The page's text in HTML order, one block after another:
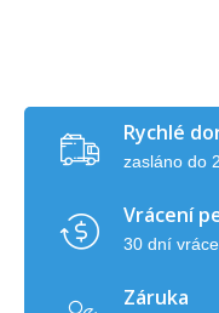
Rychlé
zasláno do
Vrácení
30 dní
Záruka